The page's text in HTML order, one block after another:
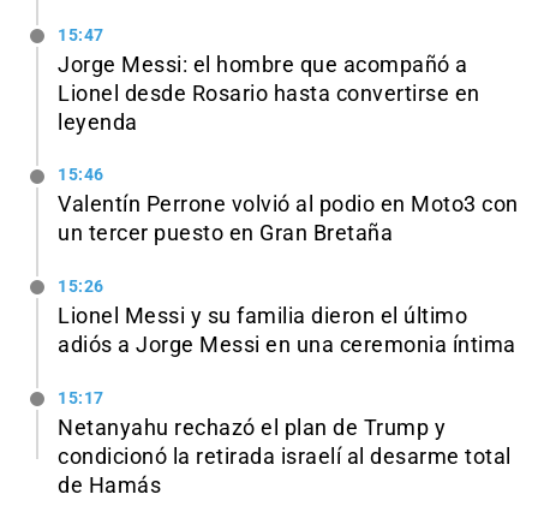
15:47
Jorge Messi: el hombre que acompañó a
Lionel desde Rosario hasta convertirse en
leyenda
15:46
Valentín Perrone volvió al podio en Moto3 con
un tercer puesto en Gran Bretaña
15:26
Lionel Messi y su familia dieron el último
adiós a Jorge Messi en una ceremonia íntima
15:17
Netanyahu rechazó el plan de Trump y
condicionó la retirada israelí al desarme total
de Hamás